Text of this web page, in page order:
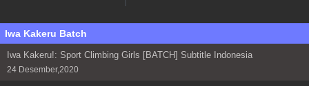
Iwa Kakeru Batch
Iwa Kakeru!: Sport Climbing Girls [BATCH] Subtitle Indonesia
24 Desember,2020